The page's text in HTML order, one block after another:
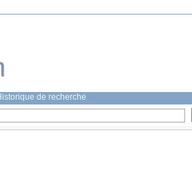
de recherche